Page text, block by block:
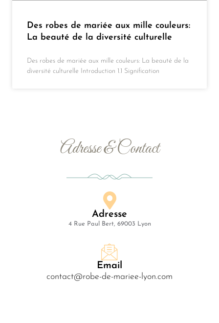
Des robes de mariée aux mille couleurs:
La beauté de la diversité culturelle
Des robes de mariée aux mille couleurs: La beauté de la
diversité culturelle Introduction 1.1 Signification
Adresse & Contact
Adresse
4 Rue Paul Bert, 69003 Lyon
Email
contact@robe-de-mariee-lyon.com